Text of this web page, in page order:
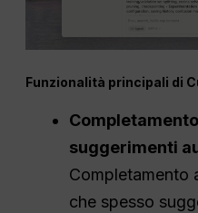
Funzionalità principali di
suggerimenti
Completamento
che spesso